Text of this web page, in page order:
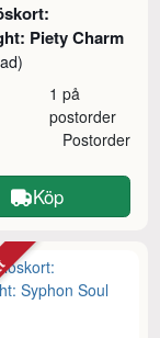
Piety Charm
1 på
postorder
Postorder
Köp